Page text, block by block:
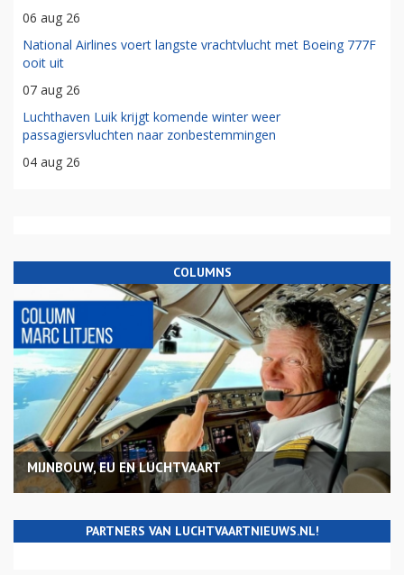
06 aug 26
National Airlines voert langste vrachtvlucht met Boeing 777F
ooit uit
07 aug 26
Luchthaven Luik krijgt komende winter weer
passagiersvluchten naar zonbestemmingen
04 aug 26
COLUMNS
MIJNBOUW, EU EN LUCHTVAART
PARTNERS VAN LUCHTVAARTNIEUWS.NL!